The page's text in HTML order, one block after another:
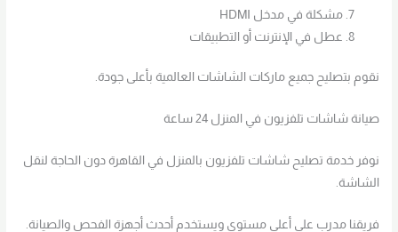
مشكلة في مدخل HDMI
عطل في الإنترنت أو التطبيقات
نقوم بتصليح جميع ماركات الشاشات العالمية بأعلى جودة.
صيانة شاشات تلفزيون في المنزل 24 ساعة
نوفر خدمة تصليح شاشات تلفزيون بالمنزل في القاهرة دون الحاجة لنقل
الشاشة.
فريقنا مدرب على أعلى مستوى ويستخدم أحدث أجهزة الفحص والصيانة.